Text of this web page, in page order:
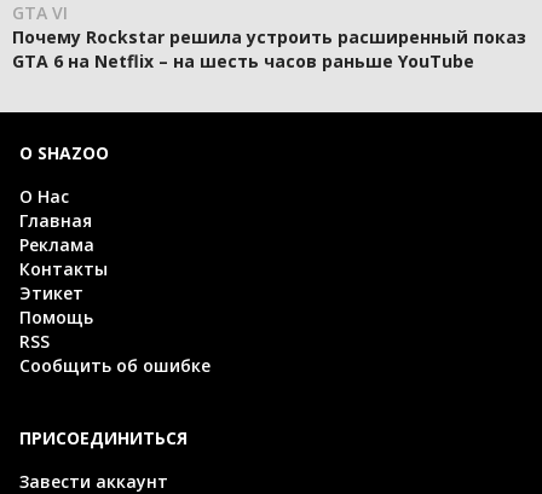
GTA VI
Почему Rockstar решила устроить расширенный показ
GTA 6 на Netflix – на шесть часов раньше YouTube
О SHAZOO
О Нас
Главная
Реклама
Контакты
Этикет
Помощь
RSS
Сообщить об ошибке
ПРИСОЕДИНИТЬСЯ
Завести аккаунт